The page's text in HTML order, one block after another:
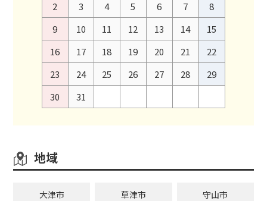
2
3 4 5 6 7
8
9
10 11 12 13 14
15
16
17 18 19 20 21
22
23
24 25 26 27 28
29
30
31
地域
大津市 草津市 守山市